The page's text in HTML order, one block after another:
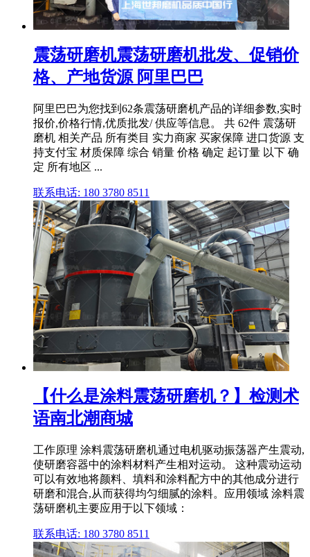
震荡研磨机震荡研磨机批发、促销价
格、产地货源 阿里巴巴
阿里巴巴为您找到62条震荡研磨机产品的详细参数,实时
报价,价格行情,优质批发/ 供应等信息。 共 62件 震荡研
磨机 相关产品 所有类目 实力商家 买家保障 进口货源 支
持支付宝 材质保障 综合 销量 价格 确定 起订量 以下 确
定 所有地区 ...
联系电话: 180 3780 8511
【什么是涂料震荡研磨机？】检测术
语南北潮商城
工作原理 涂料震荡研磨机通过电机驱动振荡器产生震动,
使研磨容器中的涂料材料产生相对运动。 这种震动运动
可以有效地将颜料、填料和涂料配方中的其他成分进行
研磨和混合,从而获得均匀细腻的涂料。应用领域 涂料震
荡研磨机主要应用于以下领域：
联系电话: 180 3780 8511